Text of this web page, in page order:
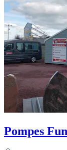
Pompes